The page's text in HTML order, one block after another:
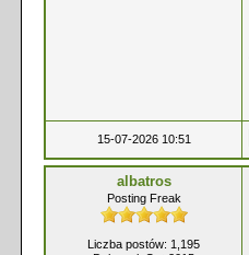
15-07-2026 10:51
albatros
Posting Freak
Liczba postów: 1,195